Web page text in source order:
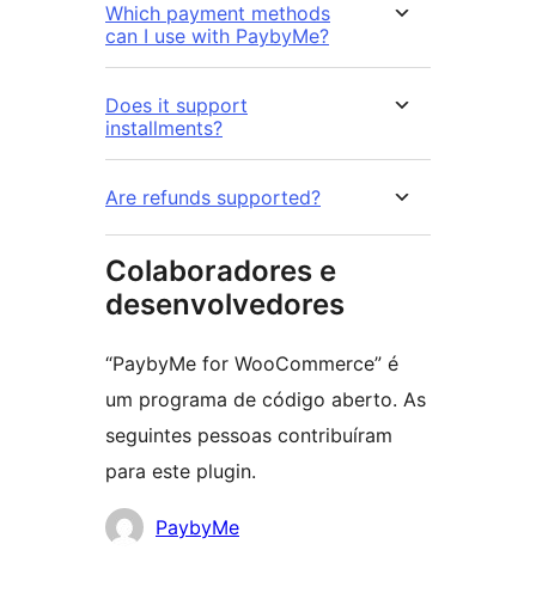
Which payment methods
can I use with PaybyMe?
Does it support
installments?
Are refunds supported?
Colaboradores e
desenvolvedores
“PaybyMe for WooCommerce” é
um programa de código aberto. As
seguintes pessoas contribuíram
para este plugin.
Colaboradores
PaybyMe